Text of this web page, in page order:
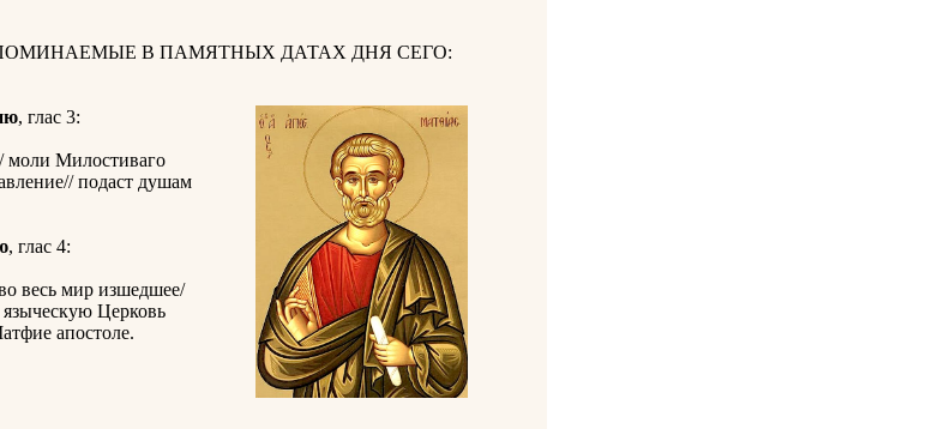
В ПАМЯТНЫХ ДАТАХ ДНЯ СЕГО:
, глас 3:
моли Милостиваго
подаст душам
, глас 4:
весь мир изшедшее/
Церковь
апостоле.